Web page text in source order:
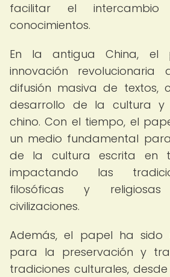
facilitar el
conocimientos.
En la antigua China, el
innovación revolucionaria
difusión masiva de textos,
desarrollo de la cultura y
chino. Con el tiempo, el
un medio fundamental
de la cultura escrita en
impactando las
filosóficas y
civilizaciones.
Además, el papel ha sido
para la preservación y
tradiciones culturales,